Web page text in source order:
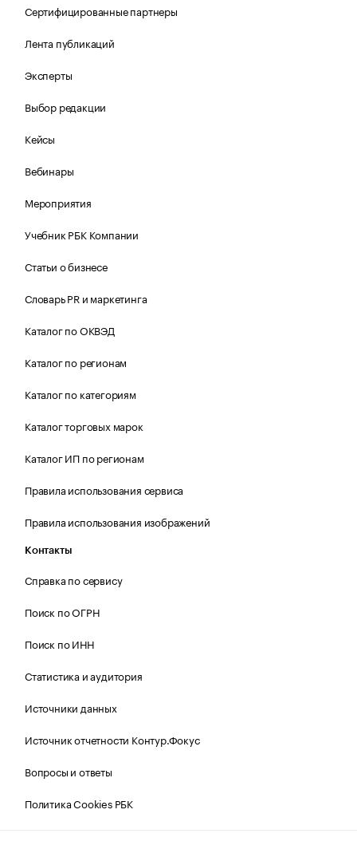
Сертифицированные партнеры
Лента публикаций
Эксперты
Выбор редакции
Кейсы
Вебинары
Мероприятия
Учебник РБК Компании
Статьи о бизнесе
Словарь PR и маркетинга
Каталог по ОКВЭД
Каталог по регионам
Каталог по категориям
Каталог торговых марок
Каталог ИП по регионам
Правила использования сервиса
Правила использования изображений
Контакты
Справка по сервису
Поиск по ОГРН
Поиск по ИНН
Статистика и аудитория
Источники данных
Источник отчетности Контур.Фокус
Вопросы и ответы
Политика Cookies РБК